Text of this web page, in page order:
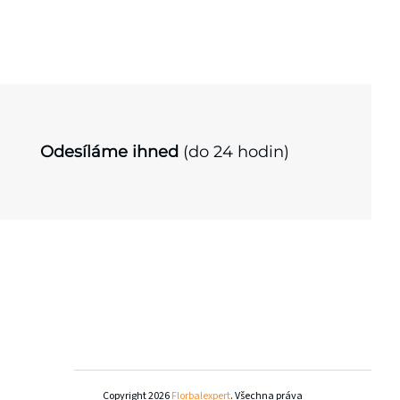
Odesíláme ihned (do 24 hodin)
Copyright 2026Florbalexpert. Všechna práva